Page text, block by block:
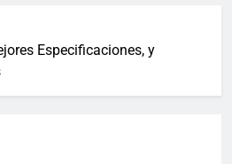
diciembre
Los últimos paquetes
7 Años Atrás
Especificaciones, y